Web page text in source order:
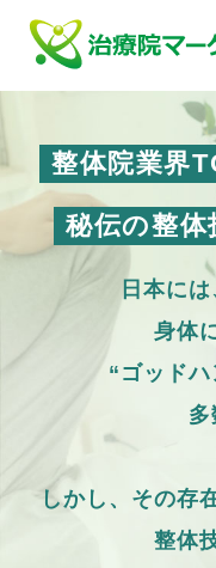
整体院業界
秘伝の整
日本に
身体
“ゴッド
しかし、その存
整体